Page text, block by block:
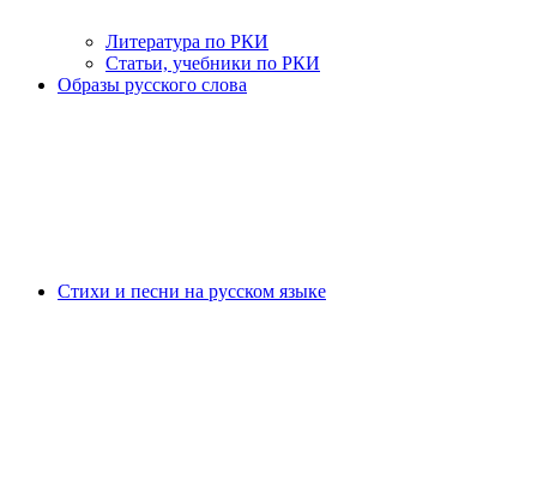
Литература по РКИ
Статьи, учебники по РКИ
Образы русского слова
Стихи и песни на русском языке